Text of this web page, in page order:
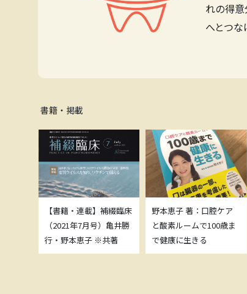
れの得
へとつな
書籍・掲載
【書籍・連載】補綴臨床
（2021年7月号）亀井勝
行・野本恵子 ※共著
野本恵子 著：口腔ケア
と酸素ルームで100歳ま
で健康に生きる